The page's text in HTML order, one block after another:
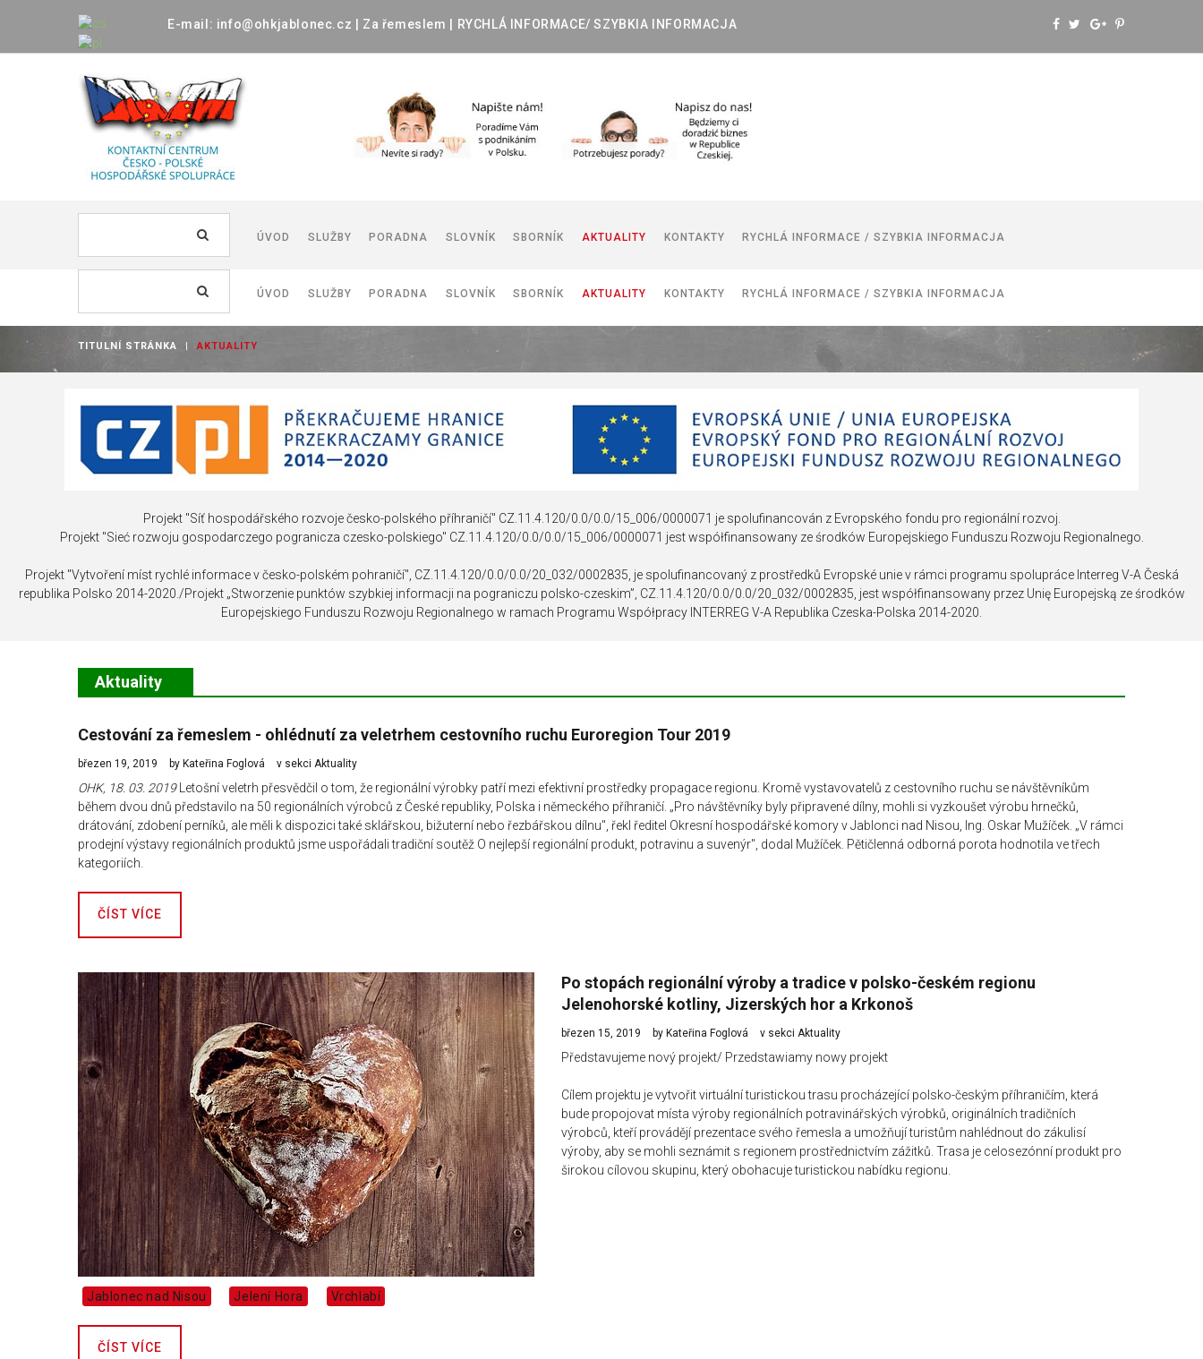
E-mail: info@ohkjablonec.cz Za řemeslem RYCHLÁ INFORMACE/ SZYBKIA INFORMACJA
ÚVOD SLUŽBY
NEMOVITOSTI
PORADNA SLOVNÍK SBORNÍK AKTUALITY KONTAKTY RYCHLÁ INFORMACE / SZYBKIA INFORMACJA
ÚVOD SLUŽBY
NEMOVITOSTI
PORADNA SLOVNÍK SBORNÍK
DOKUMENTY POUŽÍVANÉ V PR
AKTUALITY KONTAKTY RYCHLÁ INFORMACE / SZYBKIA INFORMACJA
TITULNÍ STRÁNKA | AKTUALITY
Projekt "Síť hospodářského rozvoje česko-polského příhraničí" CZ.11.4.120/0.0/0.0/15_006/0000071 je spolufinancován z Evropského fondu pro regionální rozvoj.
Projekt "Sieć rozwoju gospodarczego pogranicza czesko-polskiego" CZ.11.4.120/0.0/0.0/15_006/0000071 jest współfinansowany ze środków Europejskiego Funduszu Rozwoju Regionalnego.
Projekt "Vytvoření míst rychlé informace v česko-polském pohraničí", CZ.11.4.120/0.0/0.0/20_032/0002835, je spolufinancovaný z prostředků Evropské unie v rámci programu spolupráce Interreg V-A Česká
republika Polsko 2014-2020./Projekt „Stworzenie punktów szybkiej informacji na pograniczu polsko-czeskim”, CZ.11.4.120/0.0/0.0/20_032/0002835, jest współfinansowany przez Unię Europejską ze środków
Europejskiego Funduszu Rozwoju Regionalnego w ramach Programu Współpracy INTERREG V-A Republika Czeska-Polska 2014-2020.
Aktuality
Cestování za řemeslem - ohlédnutí za veletrhem cestovního ruchu Euroregion Tour 2019
březen 19, 2019 by Kateřina Foglová v sekci Aktuality
OHK, 18. 03. 2019Letošní veletrh přesvědčil o tom, že regionální výrobky patří mezi efektivní prostředky propagace regionu. Kromě vystavovatelů z cestovního ruchu se návštěvníkům
během dvou dnů představilo na 50 regionálních výrobců z České republiky, Polska i německého příhraničí. „Pro návštěvníky byly připravené dílny, mohli si vyzkoušet výrobu hrnečků,
drátování, zdobení perníků, ale měli k dispozici také sklářskou, bižuterní nebo řezbářskou dílnu", řekl ředitel Okresní hospodářské komory v Jablonci nad Nisou, Ing. Oskar Mužíček. „V rámci
prodejní výstavy regionálních produktů jsme uspořádali tradiční soutěž O nejlepší regionální produkt, potravinu a suvenýr", dodal Mužíček. Pětičlenná odborná porota hodnotila ve třech
kategoriích.
ČÍST VÍCE
Po stopách regionální výroby a tradice v polsko-českém regionu
Jelenohorské kotliny, Jizerských hor a Krkonoš
březen 15, 2019 by Kateřina Foglová v sekci Aktuality
Představujeme nový projekt/ Przedstawiamy nowy projekt
Cílem projektu je vytvořit virtuální turistickou trasu procházející polsko-českým příhraničím, která
bude propojovat místa výroby regionálních potravinářských výrobků, originálních tradičních
výrobců, kteří provádějí prezentace svého řemesla a umožňují turistům nahlédnout do zákulisí
výroby, aby se mohli seznámit s regionem prostřednictvím zážitků. Trasa je celosezónní produkt pro
širokou cílovou skupinu, který obohacuje turistickou nabídku regionu.
Jablonec nad Nisou Jelení Hora Vrchlabí
ČÍST VÍCE